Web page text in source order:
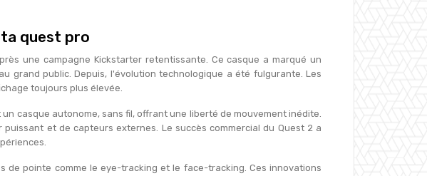
quest pro
une campagne Kickstarter retentissante. Ce casque a marqué un
grand public. Depuis, l'évolution technologique a été fulgurante. Les
toujours plus élevée.
casque autonome, sans fil, offrant une liberté de mouvement inédite.
et de capteurs externes. Le succès commercial du Quest 2 a
de pointe comme le eye-tracking et le face-tracking. Ces innovations